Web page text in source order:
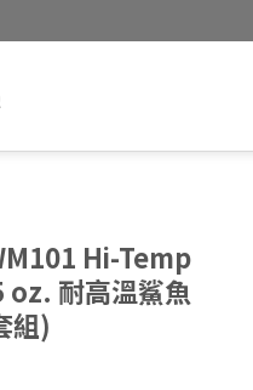
Hi-Temp
耐高溫鯊魚
組)